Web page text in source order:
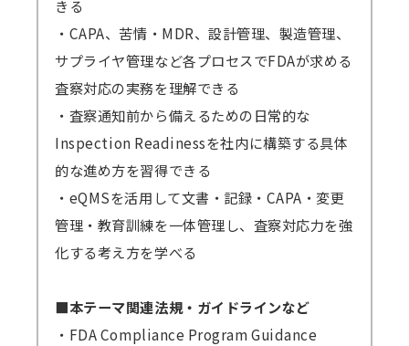
きる
・CAPA、苦情・MDR、設計管理、製造管理、
サプライヤ管理など各プロセスでFDAが求める
査察対応の実務を理解できる
・査察通知前から備えるための日常的な
Inspection Readinessを社内に構築する具体
的な進め方を習得できる
・eQMSを活用して文書・記録・CAPA・変更
管理・教育訓練を一体管理し、査察対応力を強
化する考え方を学べる
■本テーマ関連法規・ガイドラインなど
・FDA Compliance Program Guidance